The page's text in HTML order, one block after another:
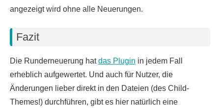
angezeigt wird ohne alle Neuerungen.
Fazit
Die Runderneuerung hatdas Plugin in jedem Fall
erheblich aufgewertet. Und auch für Nutzer, die
Änderungen lieber direkt in den Dateien (des Child-
Themes!) durchführen, gibt es hier natürlich eine